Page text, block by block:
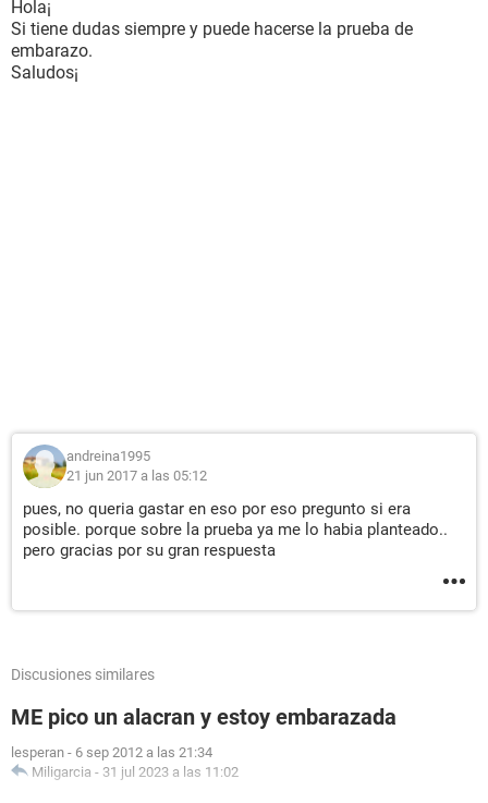
Hola¡
Si tiene dudas siempre y puede hacerse la prueba de
embarazo.
Saludos¡
andreina1995
21 jun 2017 a las 05:12
pues, no queria gastar en eso por eso pregunto si era
posible. porque sobre la prueba ya me lo habia planteado..
pero gracias por su gran respuesta
Discusiones similares
ME pico un alacran y estoy embarazada
lesperan - 6 sep 2012 a las 21:34
Miligarcia - 31 jul 2023 a las 11:02